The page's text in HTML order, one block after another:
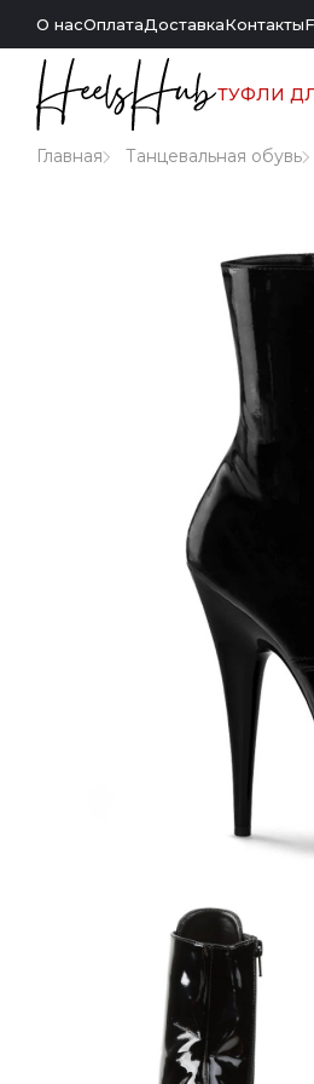
О насОплатаДоставкаКонтакты
ТУФЛИ
Главная Танцевальная обувь